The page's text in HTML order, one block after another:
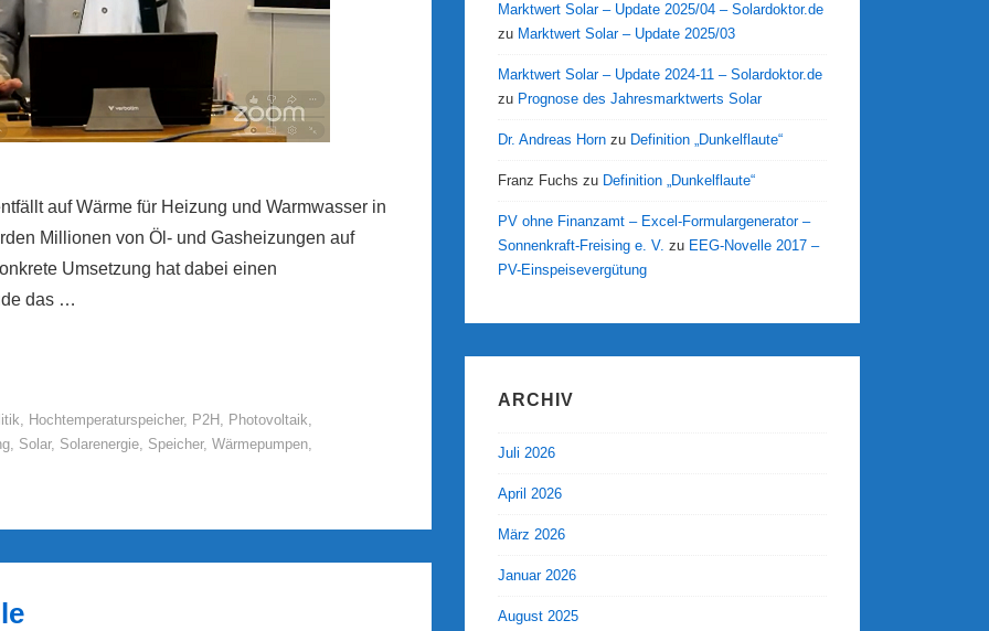
auf Wärme für Heizung und Warmwasser in
Millionen von Öl- und Gasheizungen auf
Umsetzung hat dabei einen
das …
, Hochtemperaturspeicher, P2H , Photovoltaik,
, Solar, Solarenergie, Speicher, Wärmepumpen,
Marktwert Solar – Update 2025/04 – Solardoktor.de
zu Marktwert Solar – Update 2025/03
Marktwert Solar – Update 2024-11 – Solardoktor.de
zu Prognose des Jahresmarktwerts Solar
Dr. Andreas Horn zu Definition „Dunkelflaute“
Franz Fuchs zu Definition „Dunkelflaute“
PV ohne Finanzamt – Excel-Formulargenerator –
Sonnenkraft-Freising e. V. zu EEG-Novelle 2017 –
PV-Einspeisevergütung
ARCHIV
Juli 2026
April 2026
März 2026
Januar 2026
August 2025